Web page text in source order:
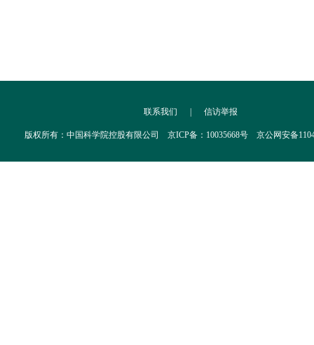
联系我们 | 信访举报
版权所有：中国科学院控股有限公司 京ICP备：10035668号 京公网安备